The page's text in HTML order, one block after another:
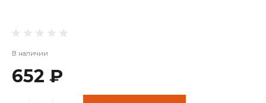
В наличии
652 ₽